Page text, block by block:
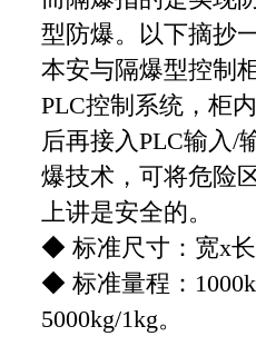
型防爆。以下摘抄
本安与隔爆型控制
PLC控制系统，柜
后再接入PLC输入/
爆技术，可将危险
上讲是安全的。
◆ 标准尺寸：宽x长
◆ 标准量程：
5000kg/1kg。